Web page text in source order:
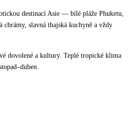
destinací Asie — bílé pláže Phuketu,
slavná thajská kuchyně a vždy
dovolené a kultury. Teplé tropické klima